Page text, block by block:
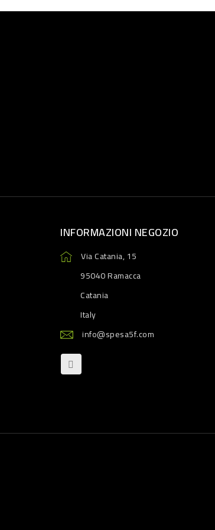
INFORMAZIONI NEGOZIO
Via Catania, 15
95040 Ramacca
Catania
Italy
info@spesa5f.com